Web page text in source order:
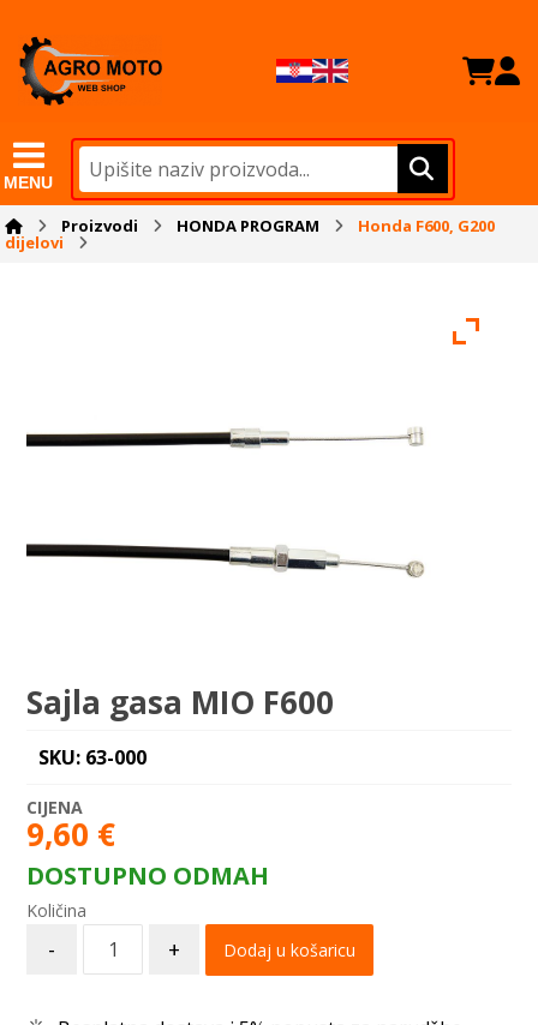
MENU
Proizvodi HONDA PROGRAM Honda F600, G200
dijelovi
Sajla gasa MIO F600
SKU: 63-000
9,60 €
DOSTUPNO ODMAH
- + Dodaj u košaricu